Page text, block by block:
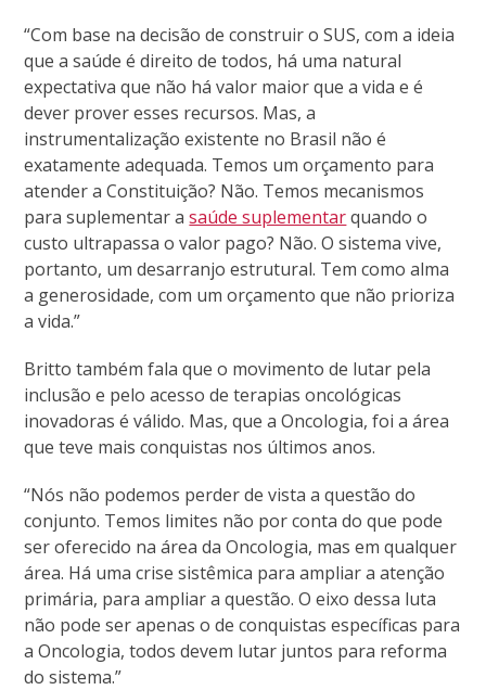
“Com base na decisão de construir o SUS, com a ideia
que a saúde é direito de todos, há uma natural
expectativa que não há valor maior que a vida e é
dever prover esses recursos. Mas, a
instrumentalização existente no Brasil não é
exatamente adequada. Temos um orçamento para
atender a Constituição? Não. Temos mecanismos
para suplementar asaúde suplementarquando o
custo ultrapassa o valor pago? Não. O sistema vive,
portanto, um desarranjo estrutural. Tem como alma
a generosidade, com um orçamento que não prioriza
a vida.”
Britto também fala que o movimento de lutar pela
inclusão e pelo acesso de terapias oncológicas
inovadoras é válido. Mas, que a Oncologia, foi a área
que teve mais conquistas nos últimos anos.
“Nós não podemos perder de vista a questão do
conjunto. Temos limites não por conta do que pode
ser oferecido na área da Oncologia, mas em qualquer
área. Há uma crise sistêmica para ampliar a atenção
primária, para ampliar a questão. O eixo dessa luta
não pode ser apenas o de conquistas específicas para
a Oncologia, todos devem lutar juntos para reforma
do sistema.”